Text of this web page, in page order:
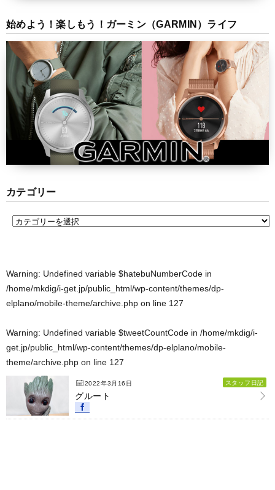
始めよう！楽しもう！ガーミン（GARMIN）ライフ
カテゴリー
Warning: Undefined variable $hatebuNumberCode in
/home/mkdig/i-get.jp/public_html/wp-content/themes/dp-
elplano/mobile-theme/archive.php on line 127
Warning: Undefined variable $tweetCountCode in /home/mkdig/i-
get.jp/public_html/wp-content/themes/dp-elplano/mobile-
theme/archive.php on line 127
2022年3月16日 スタッフ日記
グルート